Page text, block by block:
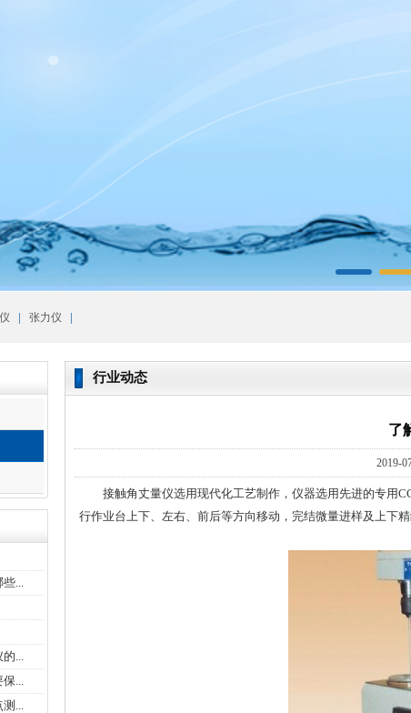
| 张力仪 |
...
...
...
...
行业动态
了
2019-
接触角丈量仪选用现代化工艺制作，仪器选用先进的专用
行作业台上下、左右、前后等方向移动，完结微量进样及上下精